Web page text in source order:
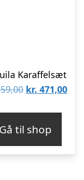
Karaffelsæt
Den
var:
kr. 559,00.
kr. 471,00Den
kr.
Gå til shop